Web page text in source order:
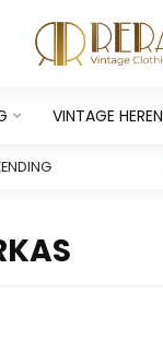
VINTAGE